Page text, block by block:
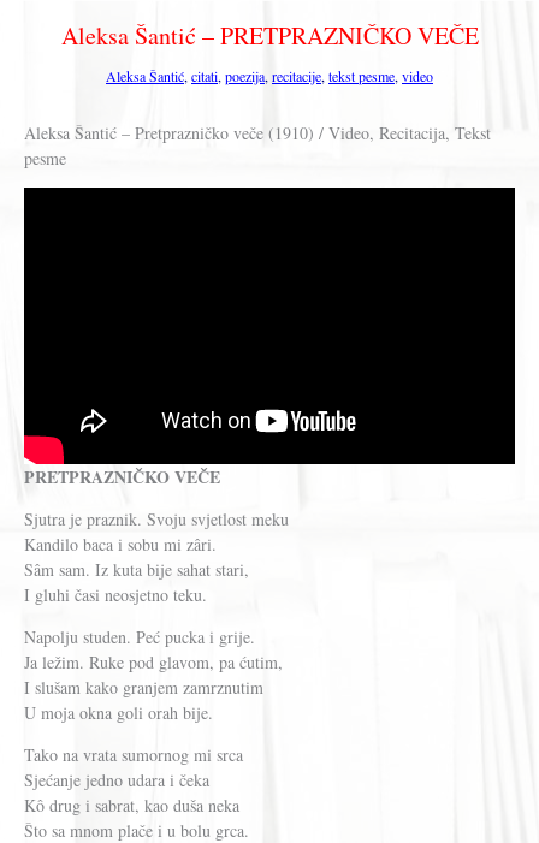
Aleksa Šantić – PRETPRAZNIČKO VEČE
Aleksa Šantić, citati, poezija, recitacije, tekst pesme, video
Aleksa Šantić – Pretprazničko veče (1910) / Video, Recitacija, Tekst
pesme
PRETPRAZNIČKO VEČE
Sjutra je praznik. Svoju svjetlost meku
Kandilo baca i sobu mi zâri.
Sâm sam. Iz kuta bije sahat stari,
I gluhi časi neosjetno teku.
Napolju studen. Peć pucka i grije.
Ja ležim. Ruke pod glavom, pa ćutim,
I slušam kako granjem zamrznutim
U moja okna goli orah bije.
Tako na vrata sumornog mi srca
Sjećanje jedno udara i čeka
Kô drug i sabrat, kao duša neka
Što sa mnom plače i u bolu grca.